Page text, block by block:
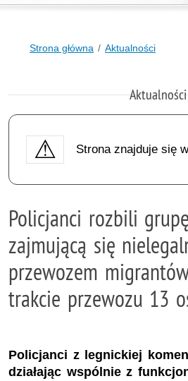
Strona główna Aktualności
Aktualności
Strona znajduje się
Policjanci rozbili
zajmującą się
przewozem
trakcie przewozu 13
Policjanci z legnickiej
działając wspólnie z